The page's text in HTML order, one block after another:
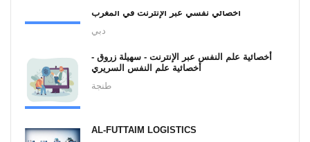
أخصائي نفسي عبر الإنترنت في المغرب
دبي
أخصائية علم النفس عبر الإنترنت - سهيلة زروق -
أخصائية علم النفس السريري
طنجة
AL-FUTTAIM LOGISTICS